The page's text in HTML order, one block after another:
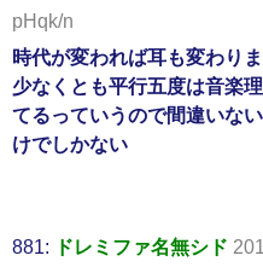
pHqk/n
時代が変われば耳も変わり
少なくとも平行五度は音楽
てるっていうので間違いな
けでしかない
881: ドレミファ名無シド